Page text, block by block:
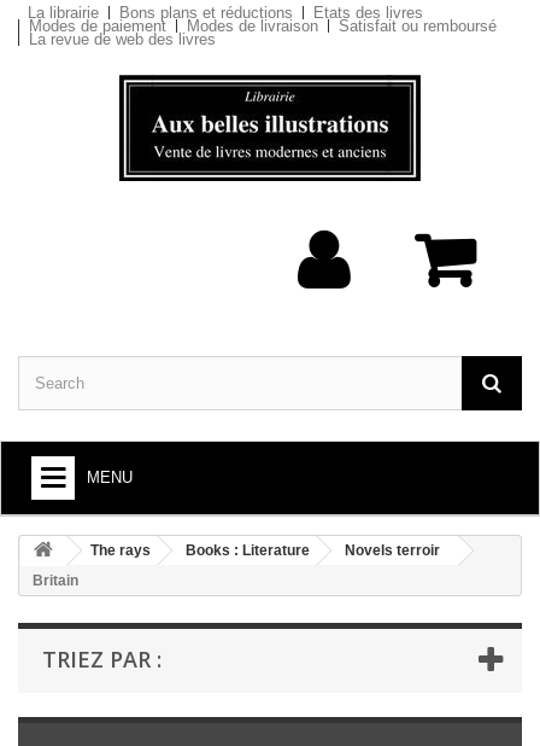
La librairie Bons plans et réductions Etats des livres
Modes de paiement Modes de livraison Satisfait ou remboursé
La revue de web des livres
MENU
+
BOOKS : ARTS AND SOCIETY
+
BOOKS : LITERATURE
+
BOOKS : YOUTH
The rays Books : Literature
Novels terroir
Britain
TRIEZ PAR :